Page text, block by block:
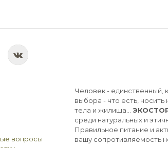
вопросы
Человек - единственный,
выбора - что есть, носить
тела и жилища...
среди натуральных и
Правильное питание и
вашу сопротивляемость